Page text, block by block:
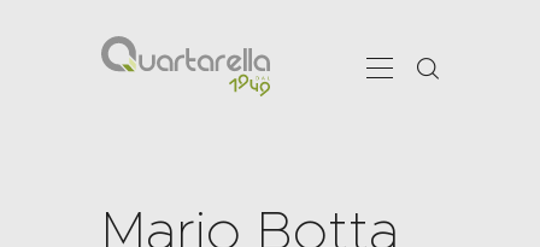
Mario Botta
CHI SIAMO